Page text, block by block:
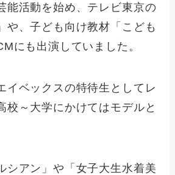
能活動を始め、テレビ東京の
や、子ども向け教材「こども
にも出演していました。
イベックスの特待生としてレ
校～大学にかけてはモデルと
シアン」や「女子大生水着美